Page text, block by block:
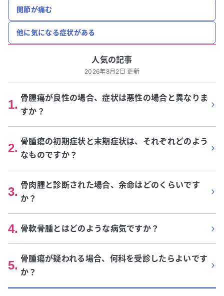
関節が痛む
他に気になる症状がある
人気の記事
2026年8月2日 更新
1. 骨腫瘍が良性の場合、症状は悪性の場合と異なりま
すか？
2. 骨腫瘍の初期症状と末期症状は、それぞれどのよう
なものですか？
3. 骨肉腫と診断された場合、余命はどのくらいです
か？
4. 骨軟骨腫とはどのような病気ですか？
5. 骨腫瘍が疑われる場合、何科を受診したらよいです
か？